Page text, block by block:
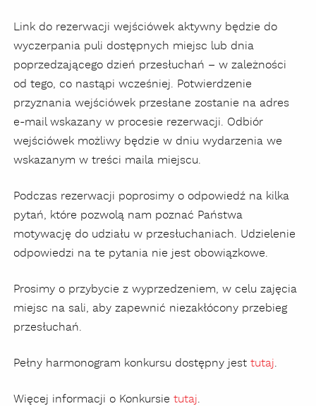
Link do rezerwacji wejściówek aktywny będzie do
wyczerpania puli dostępnych miejsc lub dnia
poprzedzającego dzień przesłuchań – w zależności
od tego, co nastąpi wcześniej. Potwierdzenie
przyznania wejściówek przesłane zostanie na adres
e-mail wskazany w procesie rezerwacji. Odbiór
wejściówek możliwy będzie w dniu wydarzenia we
wskazanym w treści maila miejscu.
Podczas rezerwacji poprosimy o odpowiedź na kilka
pytań, które pozwolą nam poznać Państwa
motywację do udziału w przesłuchaniach. Udzielenie
odpowiedzi na te pytania nie jest obowiązkowe.
Prosimy o przybycie z wyprzedzeniem, w celu zajęcia
miejsc na sali, aby zapewnić niezakłócony przebieg
przesłuchań.
Pełny harmonogram konkursu dostępny jest tutaj.
Więcej informacji o Konkursie tutaj.